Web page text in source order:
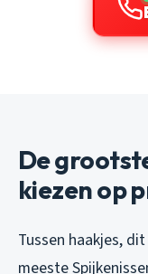
De
kiezen op
Tussen haakjes,
meeste